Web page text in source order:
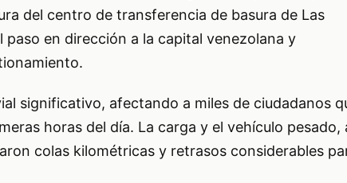
del centro de transferencia de basura de Las
en dirección a la capital venezolana y
significativo, afectando a miles de ciudadanos
horas del día. La carga y el vehículo pesado,
colas kilométricas y retrasos considerables